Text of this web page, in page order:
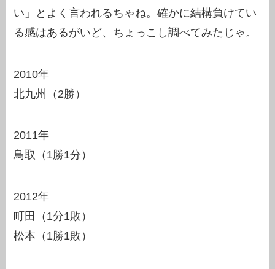
い」とよく言われるちゃね。確かに結構負けてい
る感はあるがいど、ちょっこし調べてみたじゃ。
2010年
北九州（2勝）
2011年
鳥取（1勝1分）
2012年
町田（1分1敗）
松本（1勝1敗）